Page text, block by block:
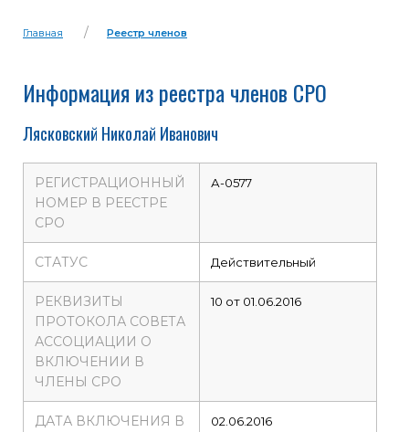
Главная Реестр членов
Информация из реестра членов СРО
Лясковский Николай Иванович
РЕГИСТРАЦИОННЫЙ
НОМЕР В РЕЕСТРЕ
СРО
А-0577
СТАТУС Действительный
РЕКВИЗИТЫ
ПРОТОКОЛА СОВЕТА
АССОЦИАЦИИ О
ВКЛЮЧЕНИИ В
ЧЛЕНЫ СРО
10 от 01.06.2016
ДАТА ВКЛЮЧЕНИЯ В
02.06.2016